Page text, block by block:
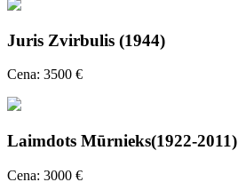
Juris Zvirbulis (1944)
Cena: 3500 €
Laimdots Mūrnieks(1922-2011)
Cena: 3000 €